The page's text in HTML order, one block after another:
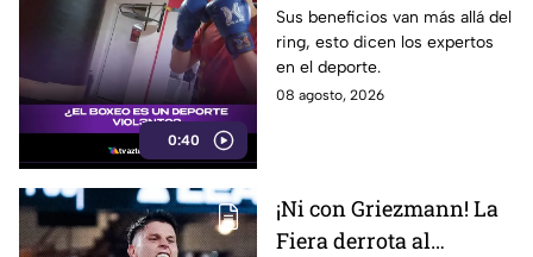
0:40
actualidad? La
respuesta te
sorprenderá
Sus beneficios van más allá del
ring, esto dicen los expertos
en el deporte.
08 agosto, 2026
¡Ni con Griezmann! La
Fiera derrota al